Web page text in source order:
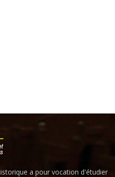
n° 66939
a pour vocation d'étudier